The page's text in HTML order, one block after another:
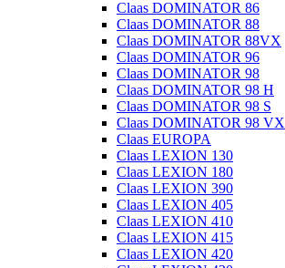
Claas DOMINATOR 86
Claas DOMINATOR 88
Claas DOMINATOR 88VX
Claas DOMINATOR 96
Claas DOMINATOR 98
Claas DOMINATOR 98 H
Claas DOMINATOR 98 S
Claas DOMINATOR 98 VX
Claas EUROPA
Claas LEXION 130
Claas LEXION 180
Claas LEXION 390
Claas LEXION 405
Claas LEXION 410
Claas LEXION 415
Claas LEXION 420